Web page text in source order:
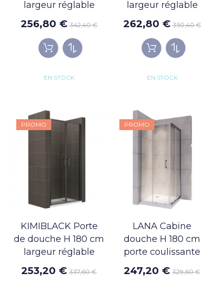
largeur réglable
256,80 € 342,40 €
EN STOCK
largeur réglable
262,80 € 350,40 €
EN STOCK
PROMO
KIMIBLACK Porte
de douche H 180 cm
largeur réglable
253,20 € 337,60 €
PROMO
LANA Cabine
douche H 180 cm
porte coulissante
247,20 € 329,60 €